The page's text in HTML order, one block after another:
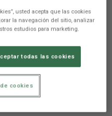
la broma a José
usted acepta que las cookies
la navegación del sitio, analizar
estudios para marketing.
todas las cookies
cookies